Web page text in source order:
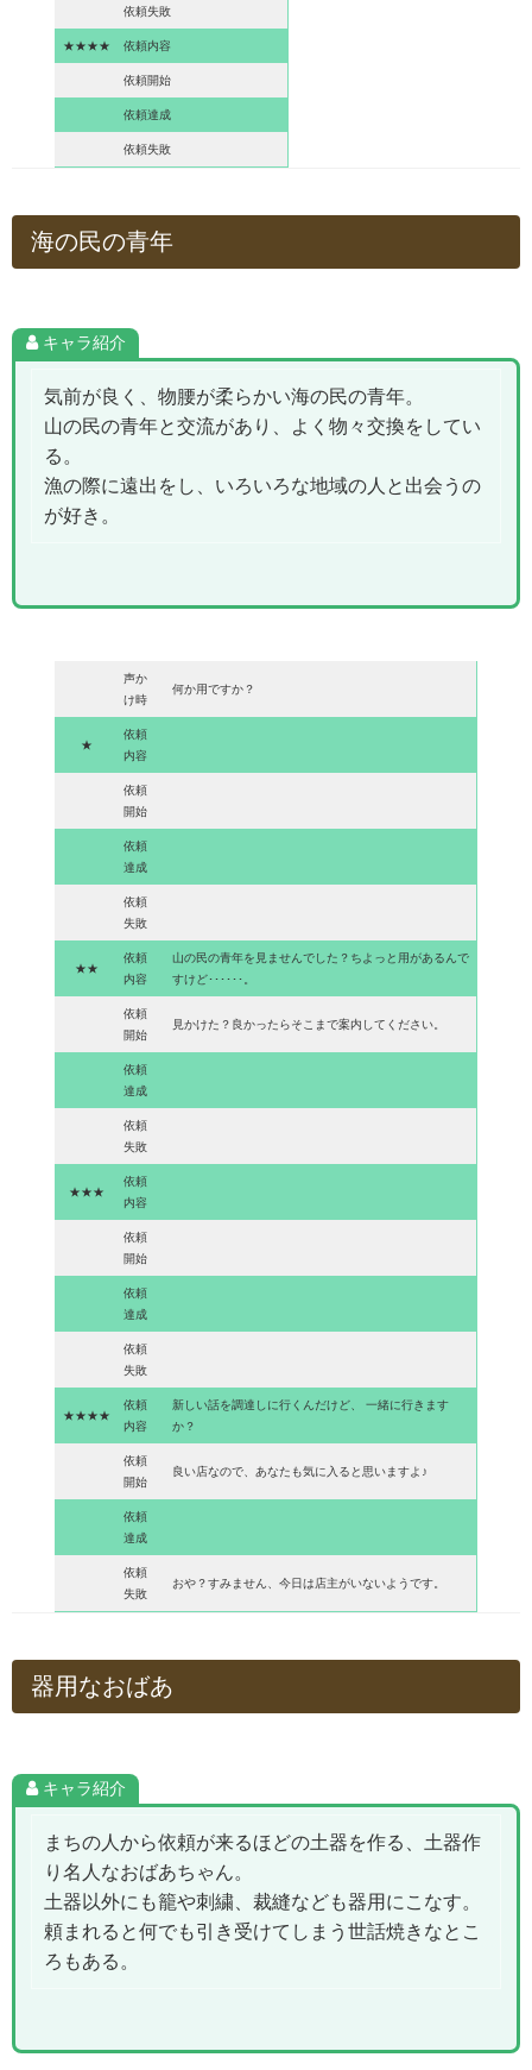
依頼失敗
★★★★ 依頼内容
依頼開始
依頼達成
依頼失敗
海の民の青年
キャラ紹介
気前が良く、物腰が柔らかい海の民の青年。
山の民の青年と交流があり、よく物々交換をしてい
る。
漁の際に遠出をし、いろいろな地域の人と出会うの
が好き。
声か
け時
何か用ですか？
★
依頼
内容
依頼
開始
依頼
達成
依頼
失敗
★★
依頼
内容
山の民の青年を見ませんでした？ちよっと用があるんで
すけど･･････。
依頼
開始
見かけた？良かったらそこまで案内してください。
依頼
達成
依頼
失敗
★★★
依頼
内容
依頼
開始
依頼
達成
依頼
失敗
★★★★
依頼
内容
新しい話を調達しに行くんだけど、 一緒に行きます
か？
依頼
開始
良い店なので、あなたも気に入ると思いますよ♪
依頼
達成
依頼
失敗
おや？すみません、今日は店主がいないようです。
器用なおばあ
キャラ紹介
まちの人から依頼が来るほどの土器を作る、土器作
り名人なおばあちゃん。
土器以外にも籠や刺繍、裁縫なども器用にこなす。
頼まれると何でも引き受けてしまう世話焼きなとこ
ろもある。